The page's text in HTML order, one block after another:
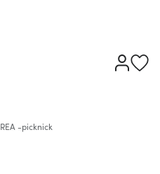
REA -picknick